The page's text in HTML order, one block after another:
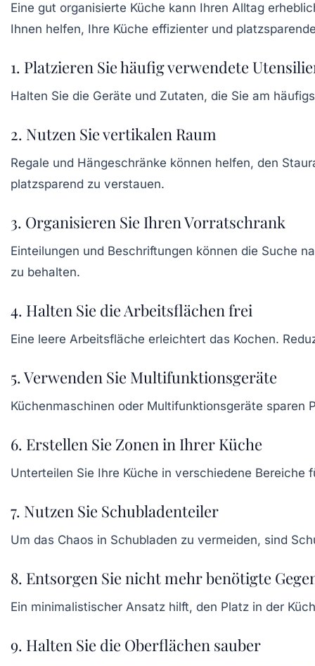
Eine gut organisierte Küche kann Ihren Alltag
Ihnen helfen, Ihre Küche effizienter und
1. Platzieren Sie häufig verwendete
Halten Sie die Geräte und Zutaten, die Sie am
2. Nutzen Sie vertikalen Raum
Regale und Hängeschränke können helfen, den
platzsparend zu verstauen.
3. Organisieren Sie Ihren Vorratschrank
Einteilungen und Beschriftungen können die Suche
zu behalten.
4. Halten Sie die Arbeitsflächen frei
Eine leere Arbeitsfläche erleichtert das Kochen.
5. Verwenden Sie Multifunktionsgeräte
Küchenmaschinen oder Multifunktionsgeräte sparen
6. Erstellen Sie Zonen in Ihrer Küche
Unterteilen Sie Ihre Küche in verschiedene
7. Nutzen Sie Schubladenteiler
Um das Chaos in Schubladen zu vermeiden, sind
8. Entsorgen Sie nicht mehr benötigte
Ein minimalistischer Ansatz hilft, den Platz in der
9. Halten Sie die Oberflächen sauber